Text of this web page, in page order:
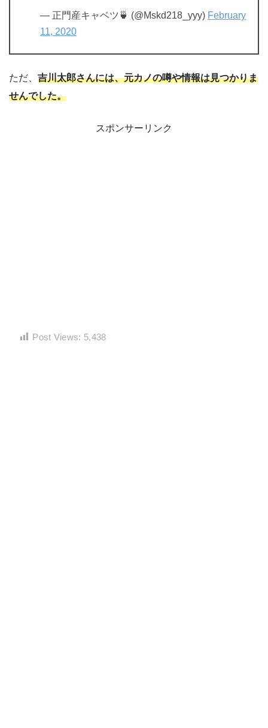
— 正門産キャベツ🍵 (@Mskd218_yyy) February
11, 2020
ただ、 吉川太郎さんには、元カノの噂や情報は見つかりま
せんでした。
スポンサーリンク
Post Views: 5,438